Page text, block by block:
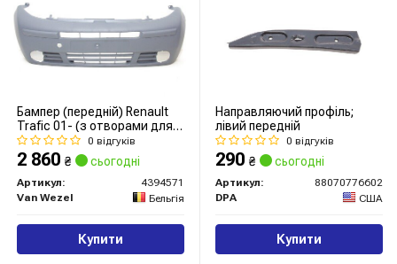
Бампер (передній) Renault
Trafic 01- (з отворами для
протитуманних фар)
0 відгуків
2 860 ₴ сьогодні
Артикул:
4394571
Van Wezel
Бельгія
Купити
Направляючий профіль;
лівий передній
0 відгуків
290 ₴ сьогодні
Артикул:
88070776602
DPA
США
Купити